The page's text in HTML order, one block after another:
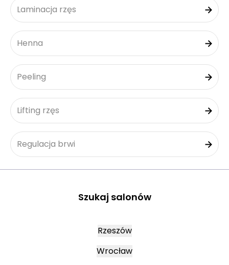
Laminacja rzęs
Henna
Peeling
Lifting rzęs
Regulacja brwi
Szukaj salonów
Rzeszów
Wrocław